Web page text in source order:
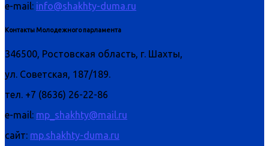
e-mail: info@shakhty-duma.ru
Контакты Молодежного парламента
346500, Ростовская область, г. Шахты,
ул. Советская, 187/189.
тел. +7 (8636) 26-22-86
e-mail: mp_shakhty@mail.ru
сайт: mp.shakhty-duma.ru